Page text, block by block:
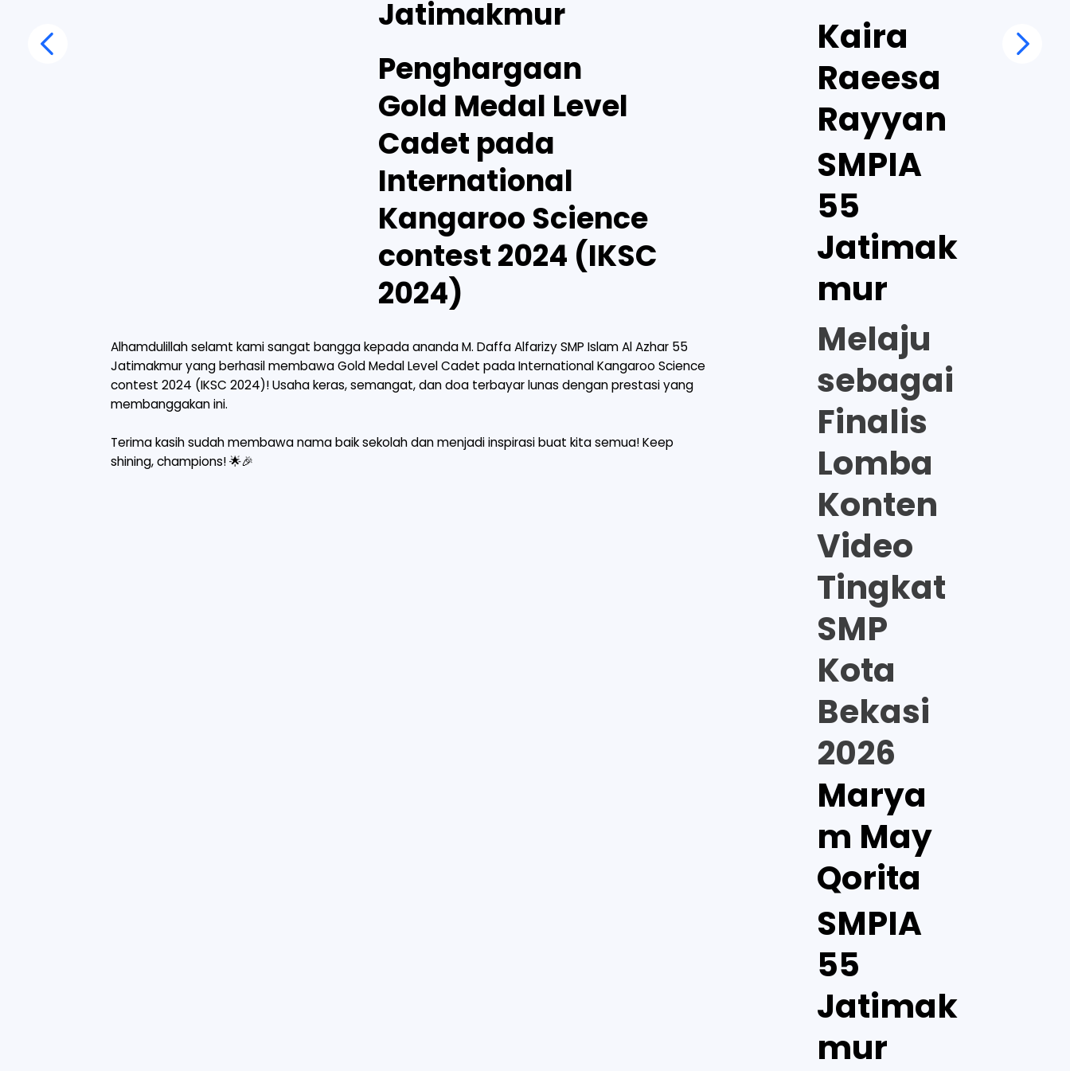
Jatimakmur
Penghargaan
Gold Medal Level
Cadet pada
International
Kangaroo Science
contest 2024 (IKSC
2024)
Alhamdulillah selamt kami sangat bangga kepada ananda M. Daffa Alfarizy SMP Islam Al Azhar 55
Jatimakmur yang berhasil membawa Gold Medal Level Cadet pada International Kangaroo Science
contest 2024 (IKSC 2024)! Usaha keras, semangat, dan doa terbayar lunas dengan prestasi yang
membanggakan ini.
Terima kasih sudah membawa nama baik sekolah dan menjadi inspirasi buat kita semua! Keep
shining, champions! 🌟🎉
Kaira
Raeesa
Rayyan
SMPIA
55
Jatimak
mur
Melaju
sebagai
Finalis
Lomba
Konten
Video
Tingkat
SMP
Kota
Bekasi
2026
Marya
m May
Qorita
SMPIA
55
Jatimak
mur